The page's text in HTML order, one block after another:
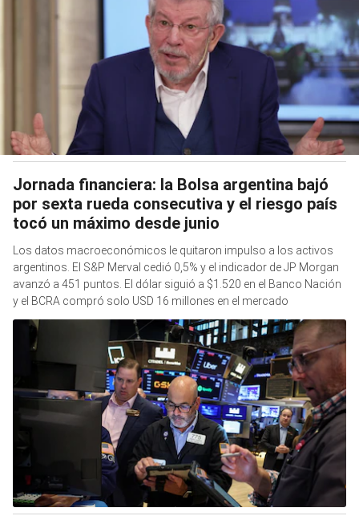
Jornada financiera: la Bolsa argentina bajó
por sexta rueda consecutiva y el riesgo país
tocó un máximo desde junio
Los datos macroeconómicos le quitaron impulso a los activos
argentinos. El S&P Merval cedió 0,5% y el indicador de JP Morgan
avanzó a 451 puntos. El dólar siguió a $1.520 en el Banco Nación
y el BCRA compró solo USD 16 millones en el mercado